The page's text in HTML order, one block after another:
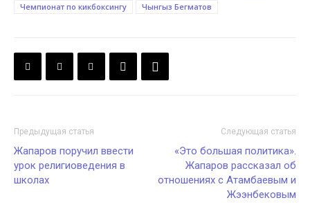
Чемпионат по кикбоксингу
Чынгыз Бегматов
Предыдущая статья
Жапаров поручил ввести
урок религиоведения в
школах
Следующая статья
«Это большая политика».
Жапаров рассказал об
отношениях с Атамбаевым и
Жээнбековым